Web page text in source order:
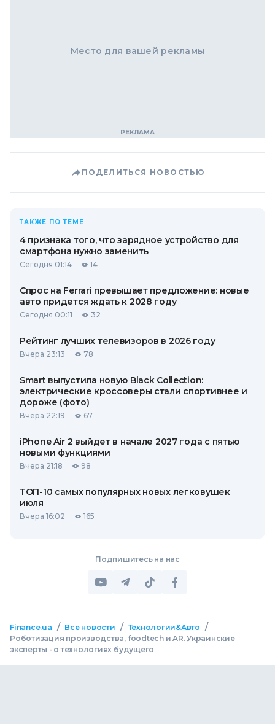
Место для вашей рекламы
ПОДЕЛИТЬСЯ НОВОСТЬЮ
ТАКЖЕ ПО ТЕМЕ
4 признака того, что зарядное устройство для
смартфона нужно заменить
Сегодня 01:14 14
Спрос на Ferrari превышает предложение: новые
авто придется ждать к 2028 году
Сегодня 00:11 32
Рейтинг лучших телевизоров в 2026 году
Вчера 23:13 78
Smart выпустила новую Black Collection:
электрические кроссоверы стали спортивнее и
дороже (фото)
Вчера 22:19 67
iPhone Air 2 выйдет в начале 2027 года с пятью
новыми функциями
Вчера 21:18 98
ТОП-10 самых популярных новых легковушек
июля
Вчера 16:02 165
Подпишитесь на нас
Finance.ua / Все новости / Технологии&Авто /
Роботизация производства, foodtech и AR. Украинские
эксперты - о технологиях будущего